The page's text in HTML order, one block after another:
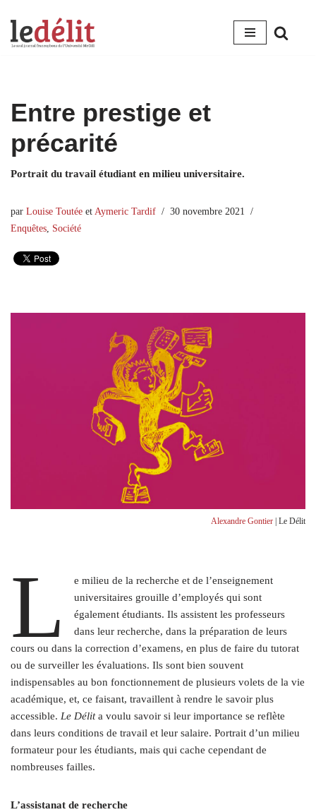
Aller
Entre prestige et
précarité
Portrait du travail étudiant en milieu universitaire.
par Louise Toutée et Aymeric Tardif
30 novembre 2021
Enquêtes Société
Alexandre Gontier | Le Délit
L
e milieu de la recherche et de l’enseignement
universitaires grouille d’employés qui sont
également étudiants. Ils assistent les professeurs
dans leur recherche, dans la préparation de leurs
cours ou dans la correction d’examens, en plus de faire du tutorat
ou de surveiller les évaluations. Ils sont bien souvent
indispensables au bon fonctionnement de plusieurs volets de la vie
académique, et, ce faisant, travaillent à rendre le savoir plus
accessible. Le Délita voulu savoir si leur importance se reflète
dans leurs conditions de travail et leur salaire. Portrait d’un milieu
formateur pour les étudiants, mais qui cache cependant de
nombreuses failles.
L’assistanat de recherche